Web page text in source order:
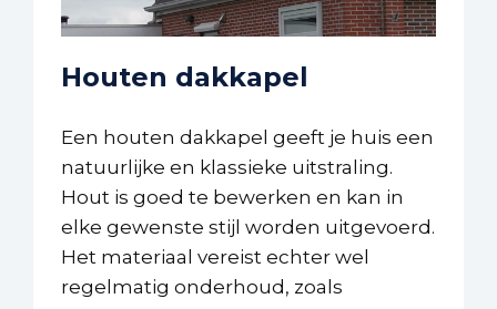
Houten dakkapel
Een houten dakkapel geeft je huis een
natuurlijke en klassieke uitstraling.
Hout is goed te bewerken en kan in
elke gewenste stijl worden uitgevoerd.
Het materiaal vereist echter wel
regelmatig onderhoud, zoals